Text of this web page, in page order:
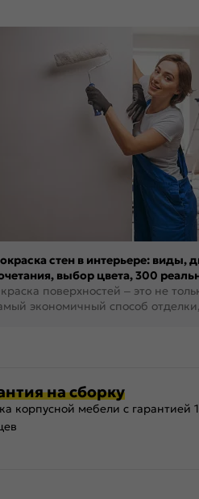
стен в интерьере: виды,
выбор цвета, 300
поверхностей – это не
экономичный способ
на сборку
корпусной мебели с гарантией